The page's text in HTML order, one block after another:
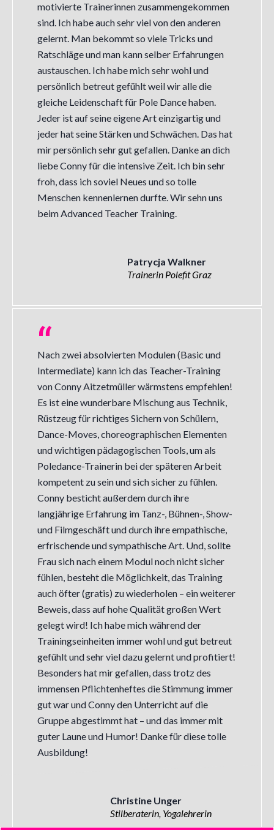
motivierte Trainerinnen zusammengekommen
sind. Ich habe auch sehr viel von den anderen
gelernt. Man bekommt so viele Tricks und
Ratschläge und man kann selber Erfahrungen
austauschen. Ich habe mich sehr wohl und
persönlich betreut gefühlt weil wir alle die
gleiche Leidenschaft für Pole Dance haben.
Jeder ist auf seine eigene Art einzigartig und
jeder hat seine Stärken und Schwächen. Das hat
mir persönlich sehr gut gefallen. Danke an dich
liebe Conny für die intensive Zeit. Ich bin sehr
froh, dass ich soviel Neues und so tolle
Menschen kennenlernen durfte. Wir sehn uns
beim Advanced Teacher Training.
Patrycja Walkner
Trainerin Polefit Graz
Nach zwei absolvierten Modulen (Basic und
Intermediate) kann ich das Teacher-Training
von Conny Aitzetmüller wärmstens empfehlen!
Es ist eine wunderbare Mischung aus Technik,
Rüstzeug für richtiges Sichern von Schülern,
Dance-Moves, choreographischen Elementen
und wichtigen pädagogischen Tools, um als
Poledance-Trainerin bei der späteren Arbeit
kompetent zu sein und sich sicher zu fühlen.
Conny besticht außerdem durch ihre
langjährige Erfahrung im Tanz-, Bühnen-, Show-
und Filmgeschäft und durch ihre empathische,
erfrischende und sympathische Art. Und, sollte
Frau sich nach einem Modul noch nicht sicher
fühlen, besteht die Möglichkeit, das Training
auch öfter (gratis) zu wiederholen – ein weiterer
Beweis, dass auf hohe Qualität großen Wert
gelegt wird! Ich habe mich während der
Trainingseinheiten immer wohl und gut betreut
gefühlt und sehr viel dazu gelernt und profitiert!
Besonders hat mir gefallen, dass trotz des
immensen Pflichtenheftes die Stimmung immer
gut war und Conny den Unterricht auf die
Gruppe abgestimmt hat – und das immer mit
guter Laune und Humor! Danke für diese tolle
Ausbildung!
Christine Unger
Stilberaterin, Yogalehrerin